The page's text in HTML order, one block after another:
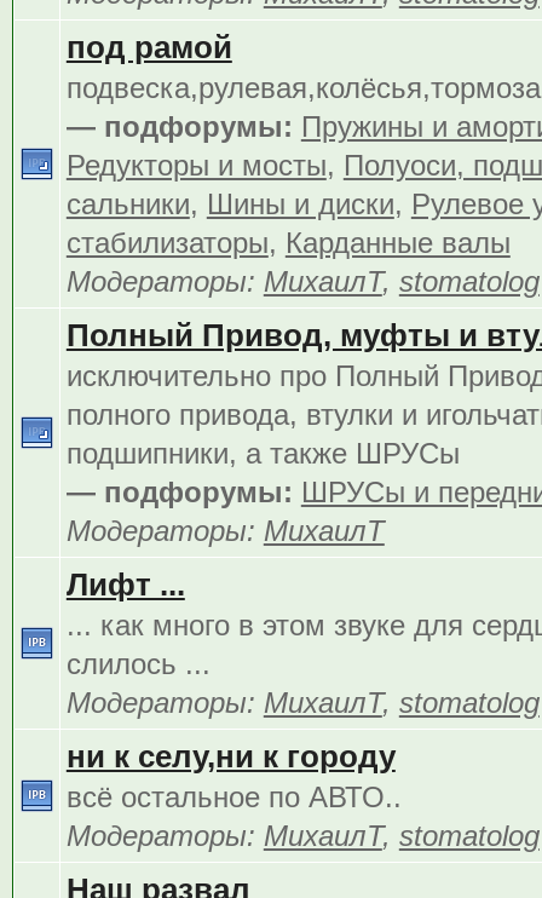
под рамой
— подфорумы: Пружины и
Редукторы и мосты, Полуоси,
сальники, Шины и диски, Рулевое
стабилизаторы, Карданные валы
Модераторы: МихаилТ, stomatolog
Полный Привод, муфты и
исключительно про Полный
полного привода, втулки и
подшипники, а также ШРУСы
— подфорумы: ШРУСы и
Модераторы: МихаилТ
Лифт ...
... как много в этом звуке для
слилось ...
Модераторы: МихаилТ, stomatolog
ни к селу,ни к городу
всё остальное по АВТО..
Модераторы: МихаилТ, stomatolog
Наш развал